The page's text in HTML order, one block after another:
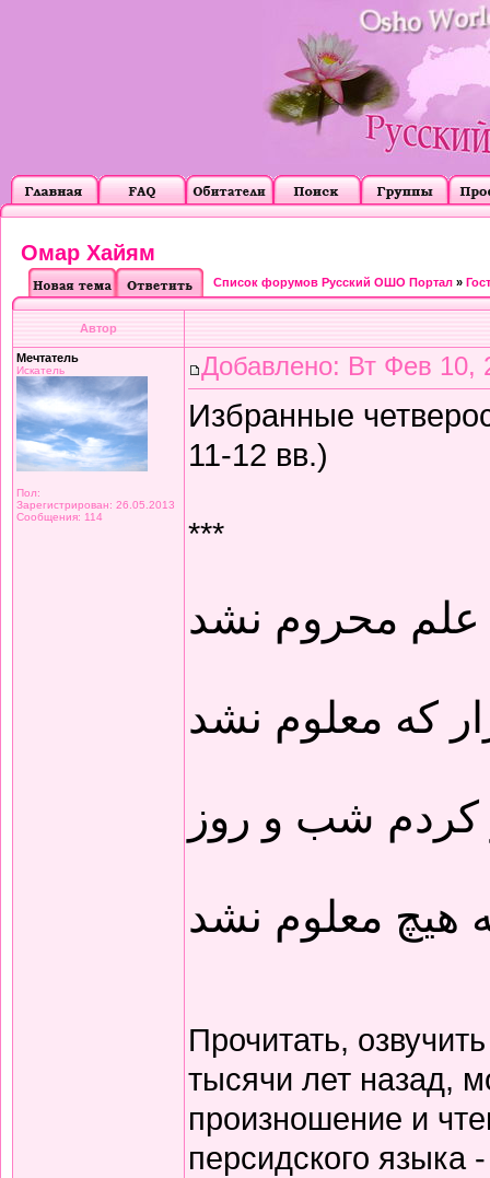
Омар Хайям
Список форумов Русский ОШО Портал »
Автор
Мечтатель
Искатель
Пол:
Зарегистрирован: 26.05.2013
Сообщения: 114
Добавлено: Вт Фев 10,
Избранные
11-12 вв.)
***
محروم نشد
که معلوم نشد
کردم شب و روز
هیچ معلوم نشد
Прочитать,
тысячи лет назад,
произношение и
персидского языка